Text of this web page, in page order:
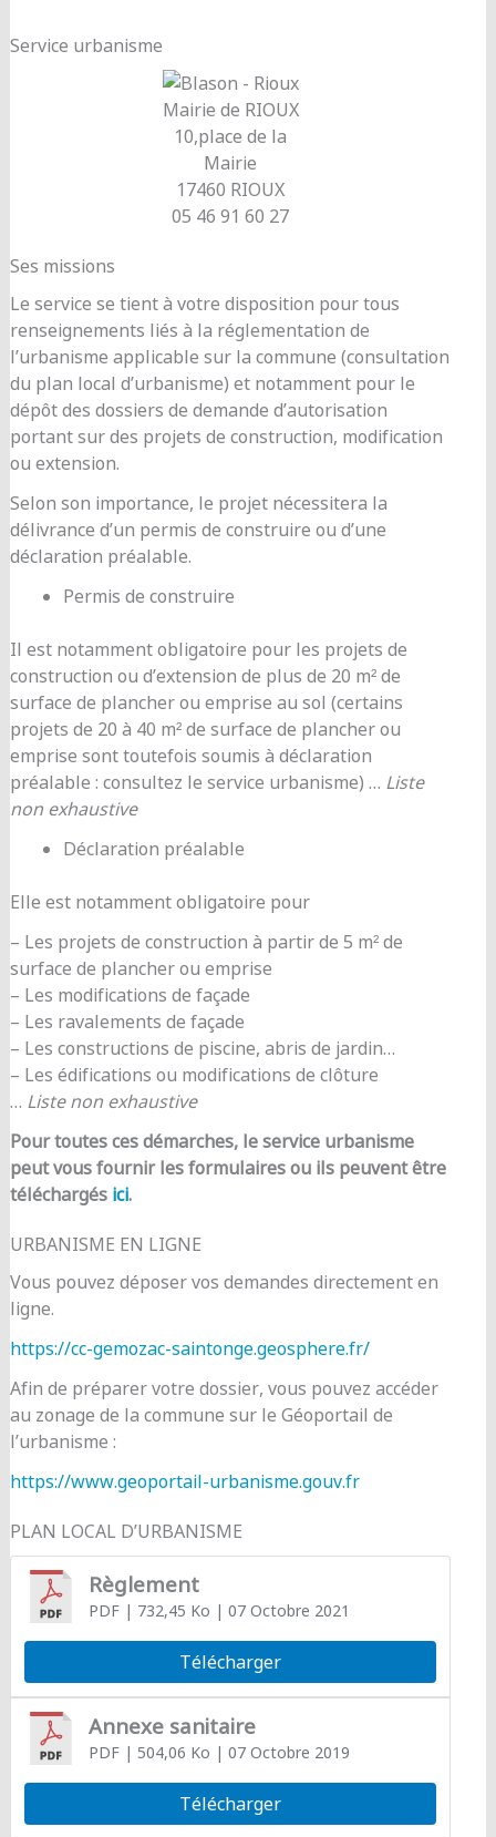
Service urbanisme
Mairie de RIOUX
10,place de la
Mairie
17460 RIOUX
05 46 91 60 27
Ses missions
Le service se tient à votre disposition pour tous
renseignements liés à la réglementation de
l’urbanisme applicable sur la commune (consultation
du plan local d’urbanisme) et notamment pour le
dépôt des dossiers de demande d’autorisation
portant sur des projets de construction, modification
ou extension.
Selon son importance, le projet nécessitera la
délivrance d’un permis de construire ou d’une
déclaration préalable.
Permis de construire
Il est notamment obligatoire pour les projets de
construction ou d’extension de plus de 20 m² de
surface de plancher ou emprise au sol (certains
projets de 20 à 40 m² de surface de plancher ou
emprise sont toutefois soumis à déclaration
préalable : consultez le service urbanisme) … Liste
non exhaustive
Déclaration préalable
Elle est notamment obligatoire pour
– Les projets de construction à partir de 5 m² de
surface de plancher ou emprise
– Les modifications de façade
– Les ravalements de façade
– Les constructions de piscine, abris de jardin…
– Les édifications ou modifications de clôture
… Liste non exhaustive
Pour toutes ces démarches, le service urbanisme
peut vous fournir les formulaires ou ils peuvent être
téléchargés ici.
URBANISME EN LIGNE
Vous pouvez déposer vos demandes directement en
ligne.
https://cc-gemozac-saintonge.geosphere.fr/
Afin de préparer votre dossier, vous pouvez accéder
au zonage de la commune sur le Géoportail de
l’urbanisme :
https://www.geoportail-urbanisme.gouv.fr
PLAN LOCAL D’URBANISME
Règlement
PDF| 732,45 Ko | 07 Octobre 2021
Télécharger
Annexe sanitaire
PDF| 504,06 Ko | 07 Octobre 2019
Télécharger